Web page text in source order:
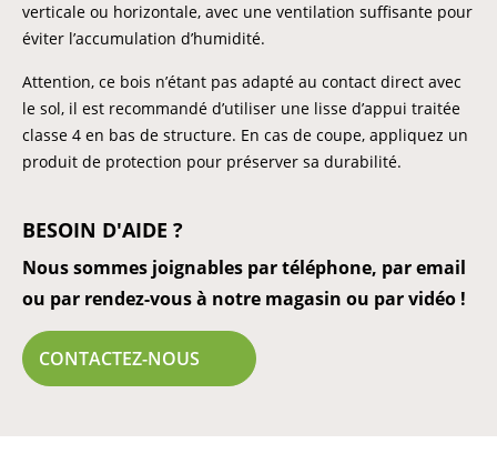
verticale ou horizontale, avec une ventilation suffisante pour
éviter l’accumulation d’humidité.
Attention, ce bois n’étant pas adapté au contact direct avec
le sol, il est recommandé d’utiliser une lisse d’appui traitée
classe 4 en bas de structure. En cas de coupe, appliquez un
produit de protection pour préserver sa durabilité.
BESOIN D'AIDE ?
Nous sommes joignables par téléphone, par email
ou par rendez-vous à notre magasin ou par vidéo !
CONTACTEZ-NOUS